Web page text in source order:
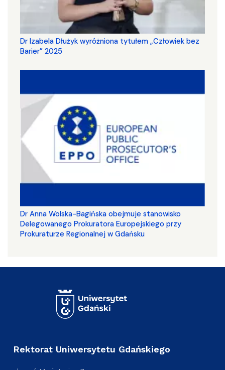
Dr Izabela Dłużyk wyróżniona tytułem „Człowiek bez
Barier” 2025
Dr Anna Wolska-Bagińska obejmuje stanowisko
Delegowanego Prokuratora Europejskiego przy
Prokuraturze Regionalnej w Gdańsku
Rektorat Uniwersytetu Gdańskiego